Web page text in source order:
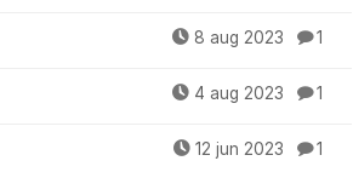
8 aug 2023 1
4 aug 2023 1
12 jun 2023 1